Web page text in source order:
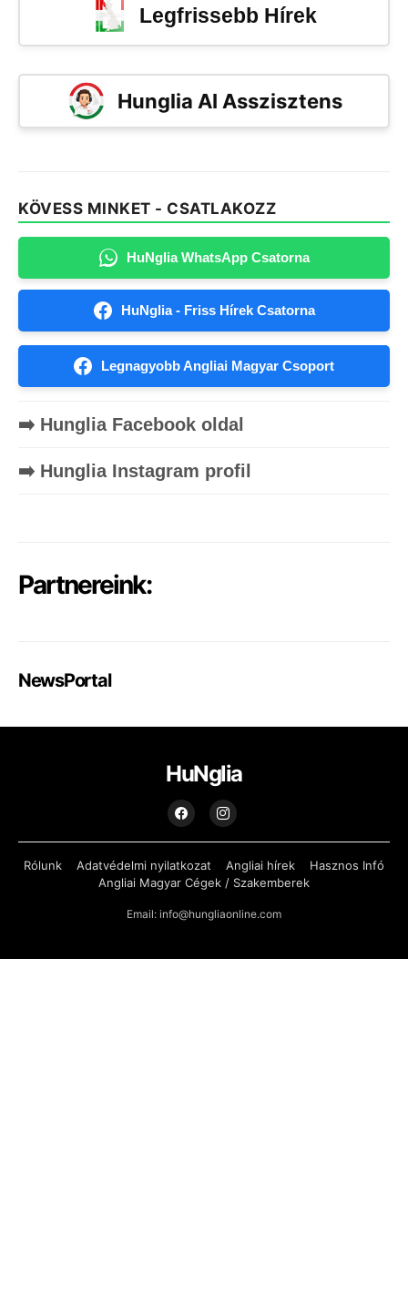
Legfrissebb Hírek
Hunglia AI Asszisztens
KÖVESS MINKET - CSATLAKOZZ
HuNglia WhatsApp Csatorna
HuNglia - Friss Hírek Csatorna
Legnagyobb Angliai Magyar Csoport
➡️ Hunglia Facebook oldal
➡️ Hunglia Instagram profil
Partnereink:
NewsPortal
HuNglia
Rólunk Adatvédelmi nyilatkozat Angliai hírek
Hasznos Infó
Angliai Magyar Cégek / Szakemberek
Email: info@hungliaonline.com